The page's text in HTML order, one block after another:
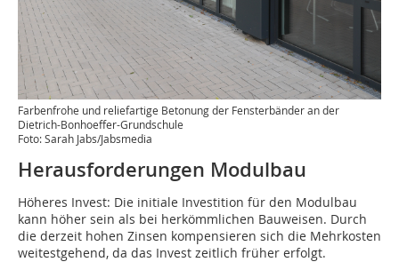
Farbenfrohe und reliefartige Betonung der Fensterbänder an der
Dietrich-Bonhoeffer-Grundschule
Foto: Sarah Jabs/Jabsmedia
Herausforderungen Modulbau
Höheres Invest: Die initiale Investition für den Modulbau
kann höher sein als bei herkömmlichen Bauweisen. Durch
die derzeit hohen Zinsen kompensieren sich die Mehrkosten
weitestgehend, da das Invest zeitlich früher erfolgt.